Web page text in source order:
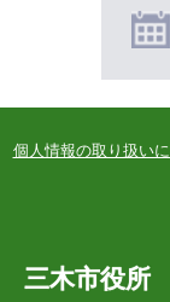
個人情報の取り扱い
三木市役所